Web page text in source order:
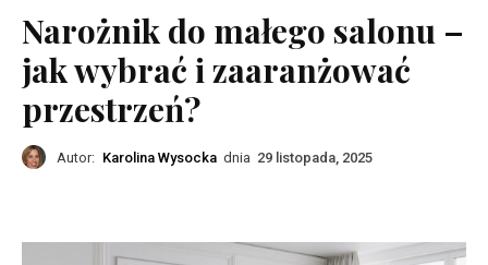
Narożnik do małego salonu –
jak wybrać i zaaranżować
przestrzeń?
Autor: Karolina Wysocka dnia 29 listopada, 2025